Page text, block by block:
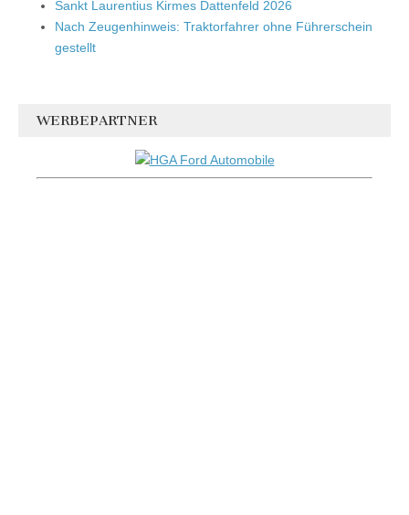
Sankt Laurentius Kirmes Dattenfeld 2026
Nach Zeugenhinweis: Traktorfahrer ohne Führerschein
gestellt
WERBEPARTNER